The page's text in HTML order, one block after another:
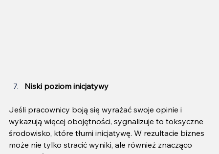
Niski poziom inicjatywy
Jeśli pracownicy boją się wyrażać swoje opinie i
wykazują więcej obojętności, sygnalizuje to toksyczne
środowisko, które tłumi inicjatywę. W rezultacie biznes
może nie tylko stracić wyniki, ale również znacząco